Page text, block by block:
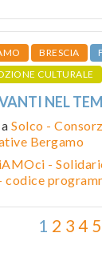
BRESCIA
CULTURALE
NEL
Solco -
Bergamo
-
codice
1 2 3 4 5